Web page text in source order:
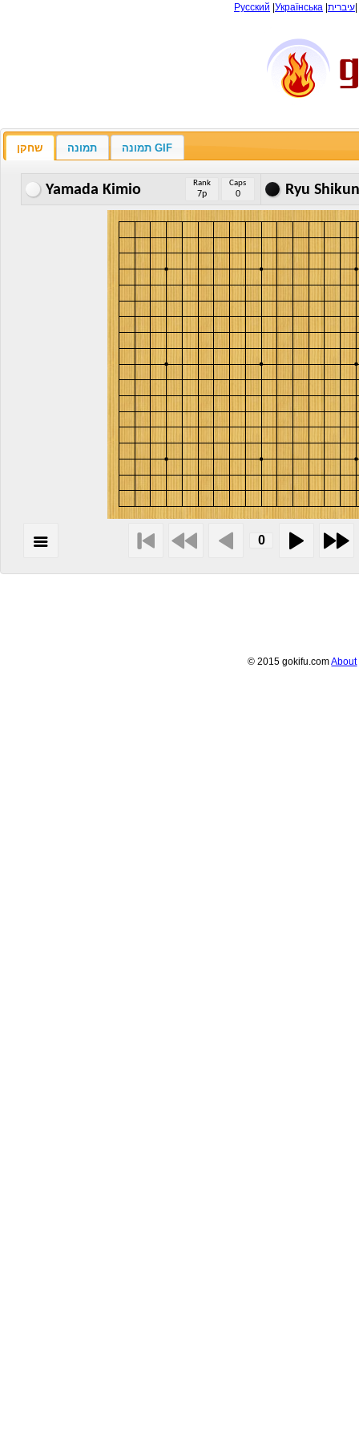
Русский Українська עיברית
שחקן תמונה תמונה GIF
Yamada Kimio Rank
7p
Caps
0 Ryu
© 2015 gokifu.comAbout